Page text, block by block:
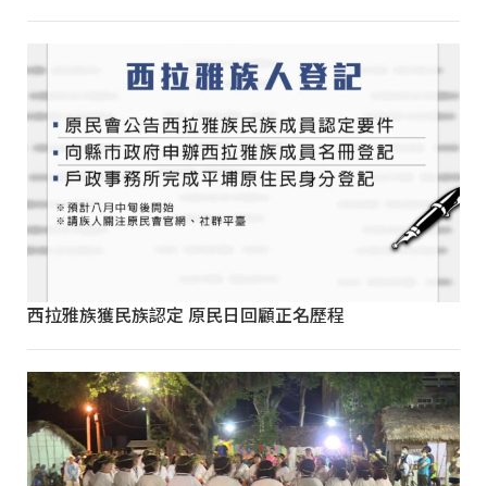
西拉雅族獲民族認定 原民日回顧正名歷程